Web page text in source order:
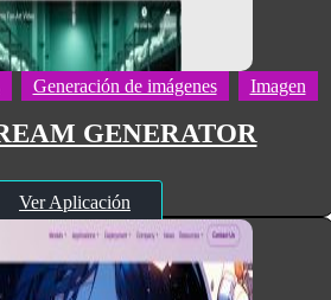
Generación de imágenes Imagen
GENERATOR
Ver Aplicación